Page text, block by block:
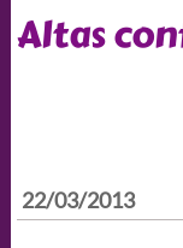
Altas
22/03/2013